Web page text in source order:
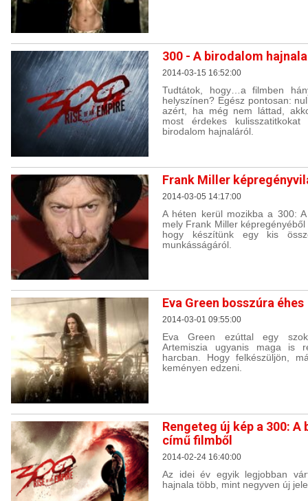
300 - A birodalom
2014-03-15 16:52:00
Tudtátok, hogy…a filmben
helyszínen? Egész pontosan:
azért, ha még nem láttad,
most érdekes
birodalom hajnaláról.
Frank Miller
2014-03-05 14:17:00
A héten kerül mozikba a 300:
mely Frank Miller
hogy készítünk egy kis
munkásságáról.
Eva Green bosszúra éhes
2014-03-01 09:55:00
Eva Green ezúttal egy
Artemiszia ugyanis maga is
harcban. Hogy felkészüljön,
keményen edzeni.
Rengeteg új kép a 300:
című filmből
2014-02-24 16:40:00
Az idei év egyik legjobban
hajnala több, mint negyven új